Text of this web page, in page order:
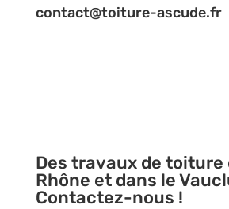
contact@toiture-ascude.fr
Des travaux de toiture
Rhône et dans le
Contactez-nous !